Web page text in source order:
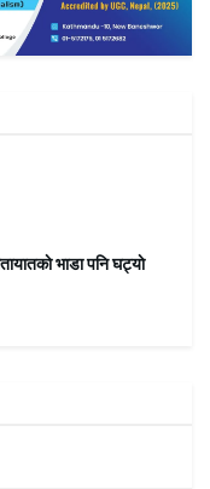
भाडा पनि घट्याे